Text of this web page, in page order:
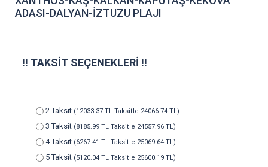
ADASI-DALYAN-İZTUZU PLAJI
‼️ TAKSİT SEÇENEKLERİ ‼️
2 Taksit (12033.37 TL Taksitle 24066.74 TL)
3 Taksit (8185.99 TL Taksitle 24557.96 TL)
4 Taksit (6267.41 TL Taksitle 25069.64 TL)
5 Taksit (5120.04 TL Taksitle 25600.19 TL)